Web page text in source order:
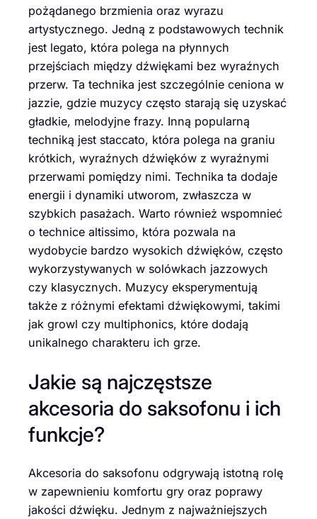
pożądanego brzmienia oraz wyrazu
artystycznego. Jedną z podstawowych technik
jest legato, która polega na płynnych
przejściach między dźwiękami bez wyraźnych
przerw. Ta technika jest szczególnie ceniona w
jazzie, gdzie muzycy często starają się uzyskać
gładkie, melodyjne frazy. Inną popularną
techniką jest staccato, która polega na graniu
krótkich, wyraźnych dźwięków z wyraźnymi
przerwami pomiędzy nimi. Technika ta dodaje
energii i dynamiki utworom, zwłaszcza w
szybkich pasażach. Warto również wspomnieć
o technice altissimo, która pozwala na
wydobycie bardzo wysokich dźwięków, często
wykorzystywanych w solówkach jazzowych
czy klasycznych. Muzycy eksperymentują
także z różnymi efektami dźwiękowymi, takimi
jak growl czy multiphonics, które dodają
unikalnego charakteru ich grze.
Jakie są najczęstsze
akcesoria do saksofonu i ich
funkcje?
Akcesoria do saksofonu odgrywają istotną rolę
w zapewnieniu komfortu gry oraz poprawy
jakości dźwięku. Jednym z najważniejszych